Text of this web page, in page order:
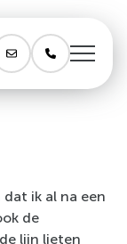
ik al na een
de
lijn lieten